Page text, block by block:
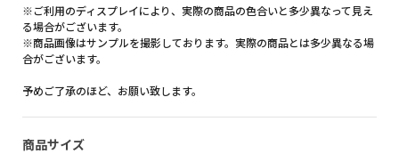
※ご利用のディスプレイにより、実際の商品の色合いと多少異なって見え
る場合がございます。
※商品画像はサンプルを撮影しております。実際の商品とは多少異なる場
合がございます。
予めご了承のほど、お願い致します。
商品サイズ